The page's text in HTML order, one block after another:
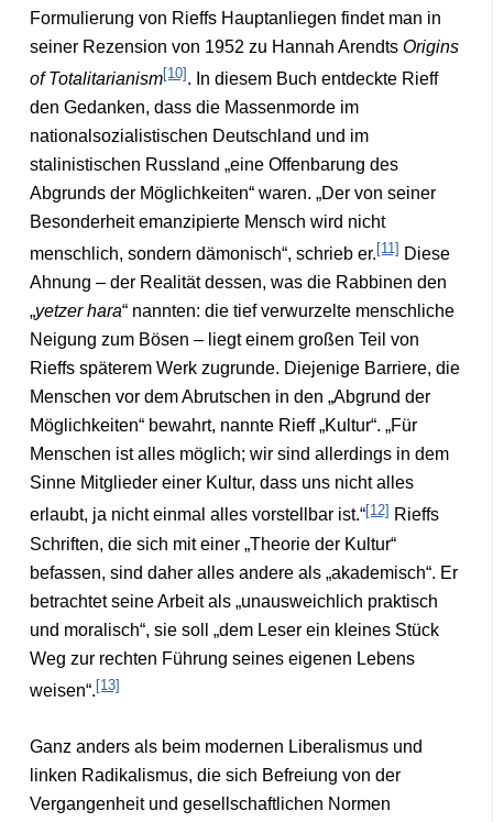
Formulierung von Rieffs Hauptanliegen findet man in
seiner Rezension von 1952 zu Hannah Arendts Origins
of Totalitarianism[10]. In diesem Buch entdeckte Rieff
den Gedanken, dass die Massenmorde im
nationalsozialistischen Deutschland und im
stalinistischen Russland „eine Offenbarung des
Abgrunds der Möglichkeiten“ waren. „Der von seiner
Besonderheit emanzipierte Mensch wird nicht
menschlich, sondern dämonisch“, schrieb er. [11] Diese
Ahnung – der Realität dessen, was die Rabbinen den
„yetzer hara“ nannten: die tief verwurzelte menschliche
Neigung zum Bösen – liegt einem großen Teil von
Rieffs späterem Werk zugrunde. Diejenige Barriere, die
Menschen vor dem Abrutschen in den „Abgrund der
Möglichkeiten“ bewahrt, nannte Rieff „Kultur“. „Für
Menschen ist alles möglich; wir sind allerdings in dem
Sinne Mitglieder einer Kultur, dass uns nicht alles
erlaubt, ja nicht einmal alles vorstellbar ist.“[12] Rieffs
Schriften, die sich mit einer „Theorie der Kultur“
befassen, sind daher alles andere als „akademisch“. Er
betrachtet seine Arbeit als „unausweichlich praktisch
und moralisch“, sie soll „dem Leser ein kleines Stück
Weg zur rechten Führung seines eigenen Lebens
weisen“.[13]
Ganz anders als beim modernen Liberalismus und
linken Radikalismus, die sich Befreiung von der
Vergangenheit und gesellschaftlichen Normen